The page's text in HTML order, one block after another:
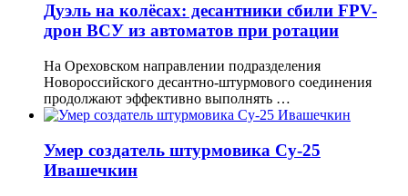
Дуэль на колёсах: десантники сбили FPV-
дрон ВСУ из автоматов при ротации
На Ореховском направлении подразделения
Новороссийского десантно-штурмового соединения
продолжают эффективно выполнять …
Умер создатель штурмовика Су-25
Ивашечкин